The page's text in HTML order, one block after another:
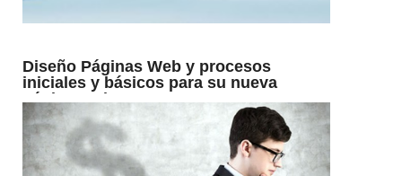
Diseño Páginas Web y procesos
iniciales y básicos para su nueva
página Web